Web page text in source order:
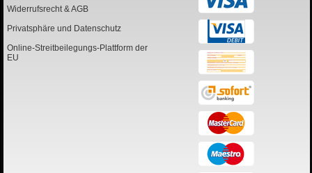
Widerrufsrecht & AGB
Privatsphäre und Datenschutz
Online-Streitbeilegungs-Plattform der
EU